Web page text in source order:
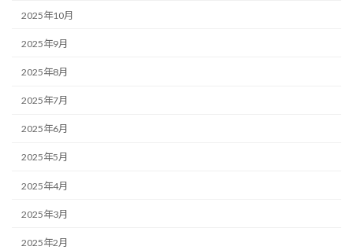
2025年10月
2025年9月
2025年8月
2025年7月
2025年6月
2025年5月
2025年4月
2025年3月
2025年2月